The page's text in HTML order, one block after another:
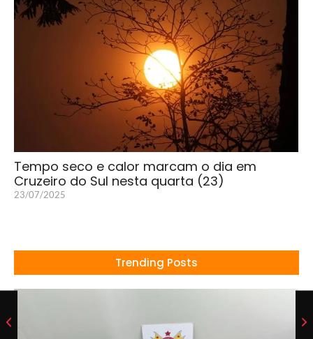
Tempo seco e calor marcam o dia em
Cruzeiro do Sul nesta quarta (23)
23/07/2025
Trending Posts